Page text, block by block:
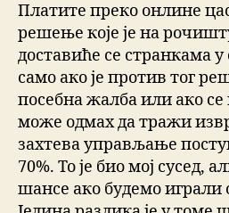
Платите преко онлине
решење које је на
доставиће се странкама
само ако је против тог
посебна жалба или ако
може одмах да тражи
захтева управљање
70%. То је био мој сусед,
шансе ако будемо